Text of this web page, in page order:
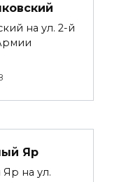
на ул. 2-й
Яр
на ул.